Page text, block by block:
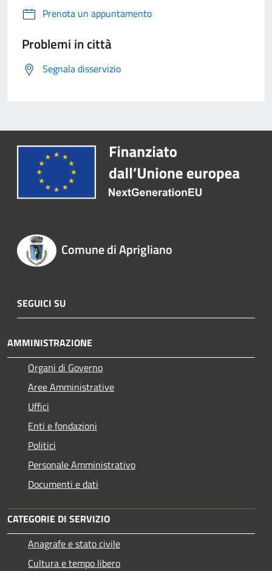
Prenota un appuntamento
Problemi in città
Segnala disservizio
Comune di Aprigliano
SEGUICI SU
AMMINISTRAZIONE
Organi di Governo
Aree Amministrative
Uffici
Enti e fondazioni
Politici
Personale Amministrativo
Documenti e dati
CATEGORIE DI SERVIZIO
Anagrafe e stato civile
Cultura e tempo libero